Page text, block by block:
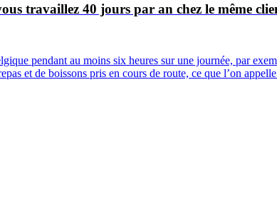
travaillez 40 jours par an chez le même
pendant au moins six heures sur une journée, par
et de boissons pris en cours de route, ce que l’on